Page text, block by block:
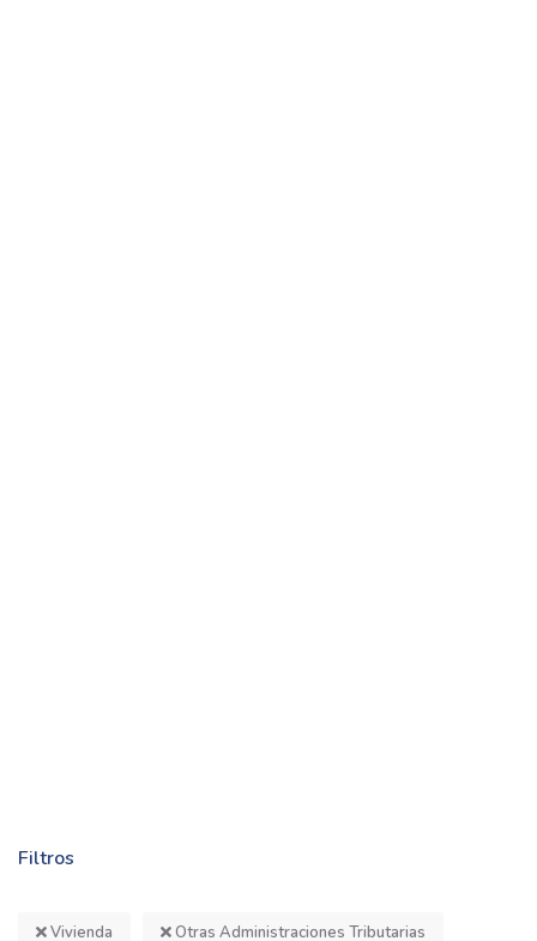
Filtros
Vivienda Otras Administraciones Tributarias